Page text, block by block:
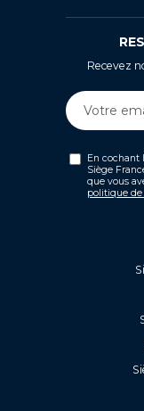
Recevez
En cochant
Siège
que vous
politique